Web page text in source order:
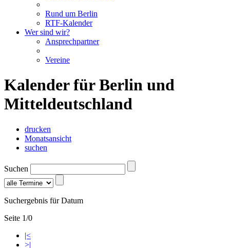
Rund um Berlin
RTF-Kalender
Wer sind wir?
Ansprechpartner
Vereine
Kalender für Berlin und
Mitteldeutschland
drucken
Monatsansicht
suchen
Suchen
Suchergebnis für Datum
Seite 1/0
|<
>|